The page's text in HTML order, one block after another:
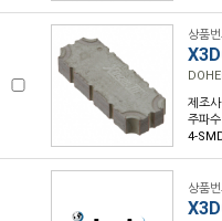
상품
제조
주파
4-
상품